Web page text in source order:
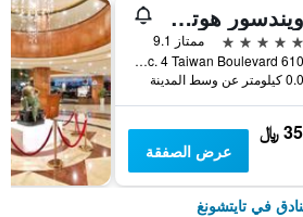
ويندسور هوتل تايتشونج
5 نجوم
ممتاز 9.1
610 Sec. 4 Taiwan Boulevard, تايتشونغ, تايوان
0.0 كيلومتر عن وسط المدينة
﷼
عرض الصفقة
في تايتشونغ